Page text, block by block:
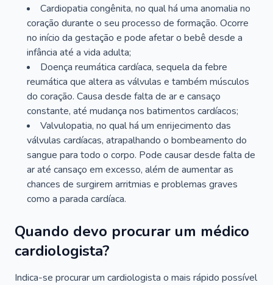
Cardiopatia congênita, no qual há uma anomalia no
coração durante o seu processo de formação. Ocorre
no início da gestação e pode afetar o bebê desde a
infância até a vida adulta;
Doença reumática cardíaca, sequela da febre
reumática que altera as válvulas e também músculos
do coração. Causa desde falta de ar e cansaço
constante, até mudança nos batimentos cardíacos;
Valvulopatia, no qual há um enrijecimento das
válvulas cardíacas, atrapalhando o bombeamento do
sangue para todo o corpo. Pode causar desde falta de
ar até cansaço em excesso, além de aumentar as
chances de surgirem arritmias e problemas graves
como a parada cardíaca.
Quando devo procurar um médico
cardiologista?
Indica-se procurar um cardiologista o mais rápido possível